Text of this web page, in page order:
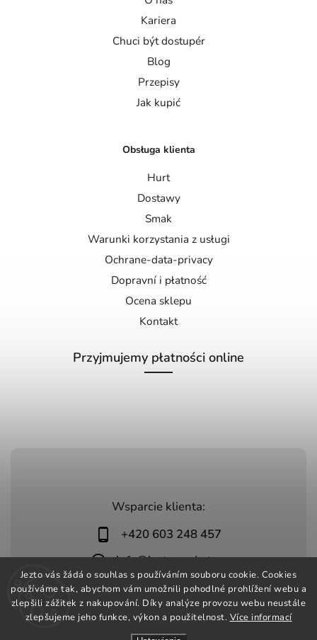
Jezto vás žádá o souhlas s používáním souboru cookie. Cookies
používáme tak, abychom vám umožnili pohodlné prohlížení webu a
zlepšili zážitek z nakupování. Díky analýze provozu webu neustále
zlepšujeme jeho funkce, výkon a použitelnost. Více informací
Wsparcie klienta:
+420 603 248 457
info@jeztomarket.cz
Kariera
Chuci být dostupér
Blog
Przepisy
Jak kupić
Obsługa klienta
Hurt
Dostawy
Smak
Warunki korzystania z usługi
Ochrane-data-privacy
Dopravní i płatność
Ocena sklepu
Kontakt
Przyjmujemy płatności online